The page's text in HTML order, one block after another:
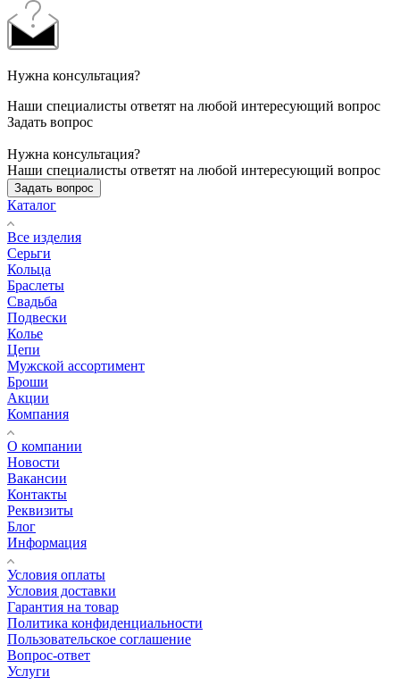
Нужна консультация?
Наши специалисты ответят на любой интересующий вопрос
Задать вопрос
Нужна консультация?
Наши специалисты ответят на любой интересующий вопрос
Задать вопрос
Каталог
Все изделия
Серьги
Кольца
Браслеты
Свадьба
Подвески
Колье
Цепи
Мужской ассортимент
Броши
Акции
Компания
О компании
Новости
Вакансии
Контакты
Реквизиты
Блог
Информация
Условия оплаты
Условия доставки
Гарантия на товар
Политика конфиденциальности
Пользовательское соглашение
Вопрос-ответ
Услуги